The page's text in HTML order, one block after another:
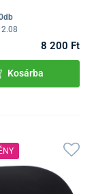
8 200 Ft
Kosárba